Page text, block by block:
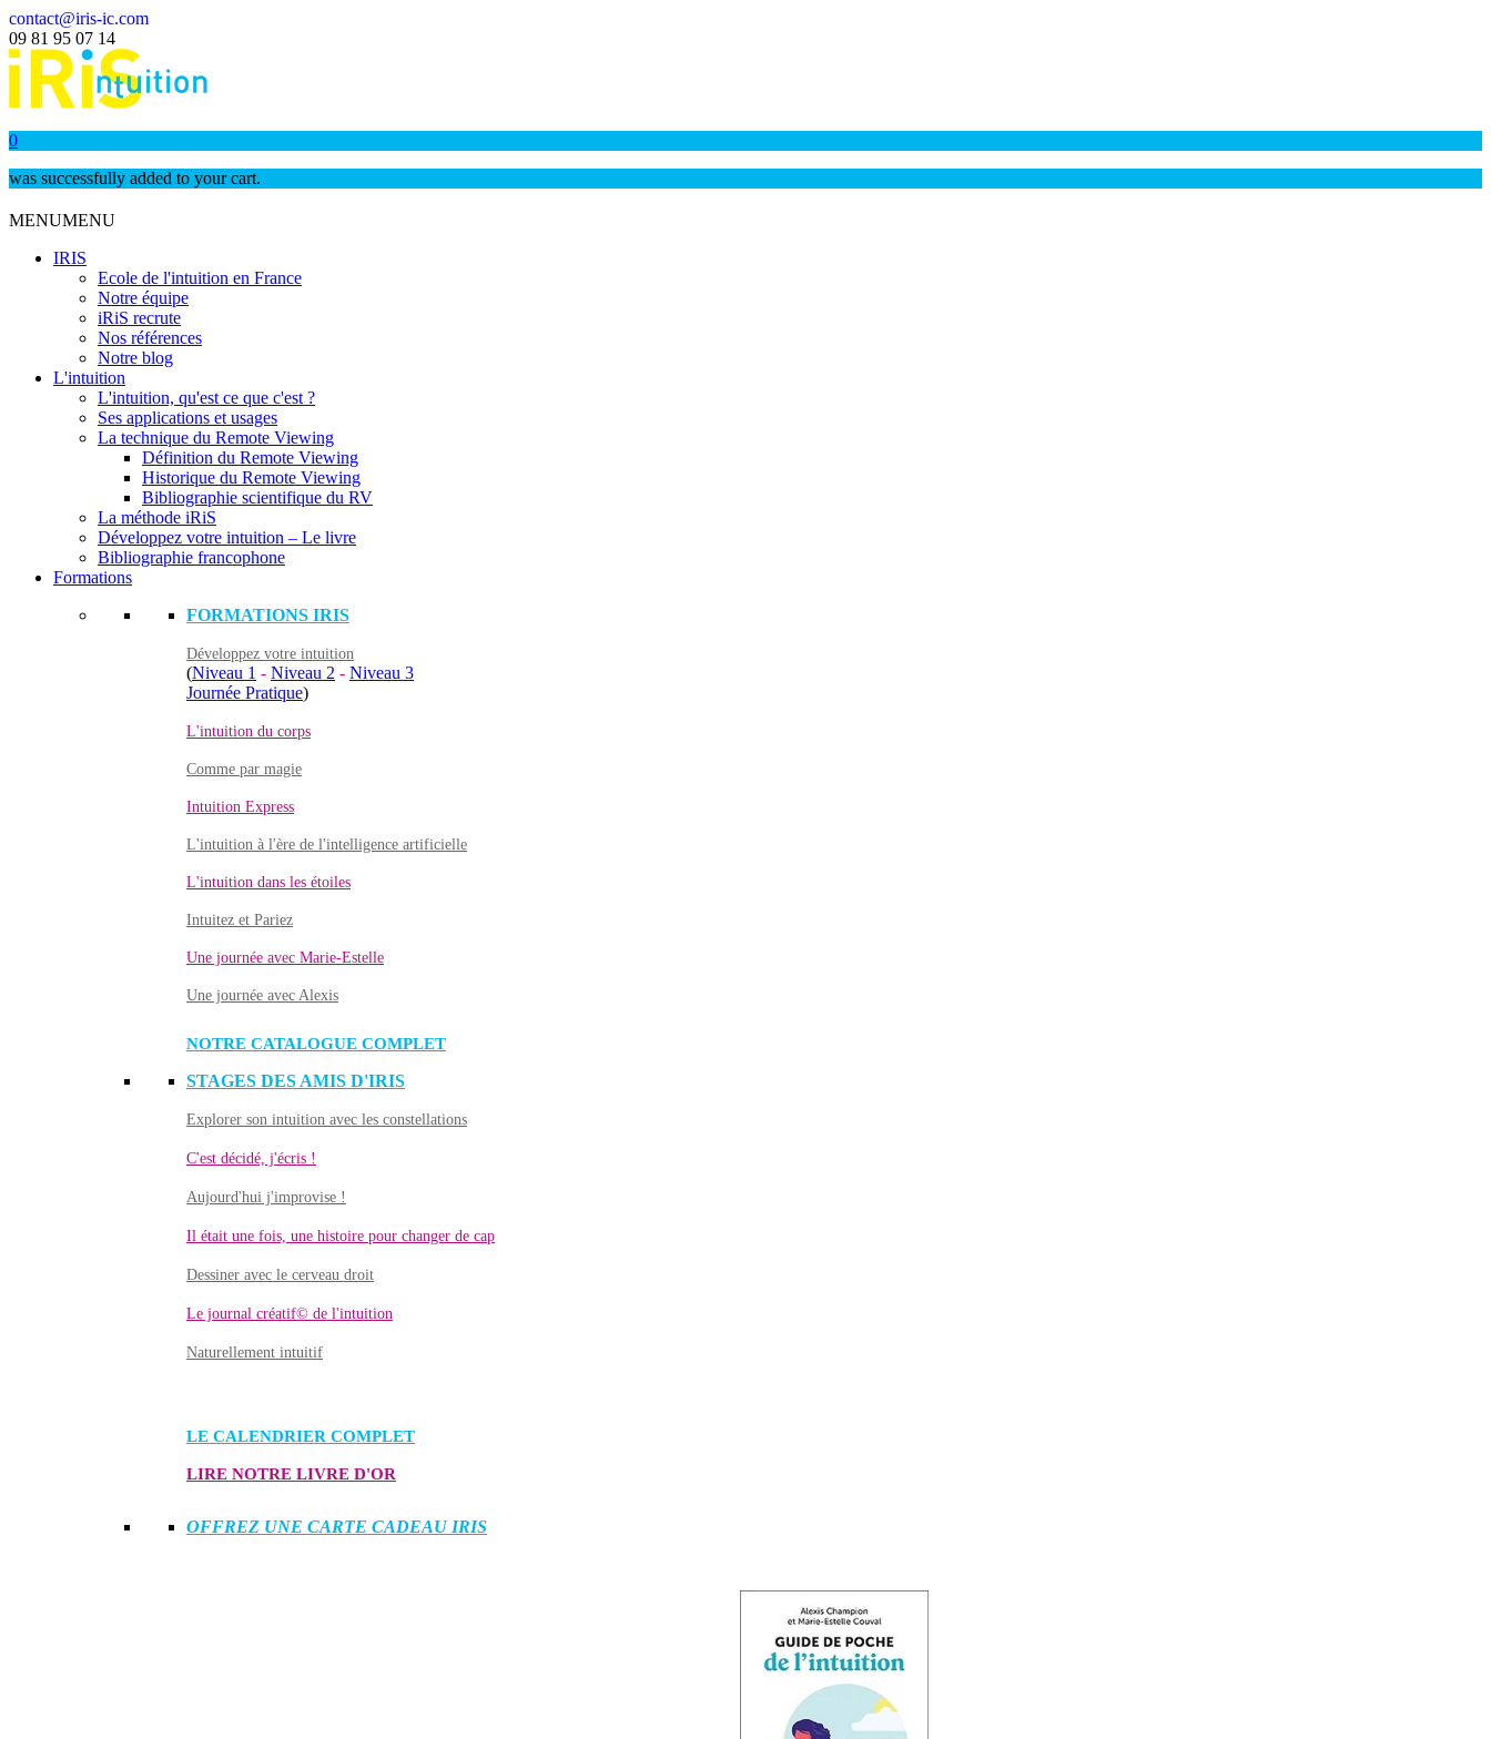
contact@iris-ic.com
09 81 95 07 14
0
was successfully added to your cart.
MENUMENU
IRIS
Ecole de l'intuition en France
Notre équipe
iRiS recrute
Nos références
Notre blog
L'intuition
L'intuition, qu'est ce que c'est ?
Ses applications et usages
La technique du Remote Viewing
Définition du Remote Viewing
Historique du Remote Viewing
Bibliographie scientifique du RV
La méthode iRiS
Développez votre intuition – Le livre
Bibliographie francophone
Formations
FORMATIONS IRIS
Développez votre intuition
(Niveau 1 - Niveau 2 - Niveau 3
Journée Pratique)
L'intuition du corps
Comme par magie
Intuition Express
L'intuition à l'ère de l'intelligence artificielle
L'intuition dans les étoiles
Intuitez et Pariez
Une journée avec Marie-Estelle
Une journée avec Alexis
NOTRE CATALOGUE COMPLET
STAGES DES AMIS D'IRIS
Explorer son intuition avec les constellations
C'est décidé, j'écris !
Aujourd'hui j'improvise !
Il était une fois, une histoire pour changer de cap
Dessiner avec le cerveau droit
Le journal créatif© de l'intuition
Naturellement intuitif
LE CALENDRIER COMPLET
LIRE NOTRE LIVRE D'OR
OFFREZ UNE CARTE CADEAU IRIS